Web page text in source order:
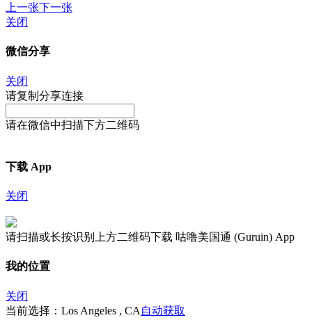
上一张下一张
关闭
微信分享
关闭
请复制分享连接
请在微信中扫描下方二维码
下载 App
关闭
请扫描或长按识别上方二维码下载 咕噜美国通 (Guruin) App
我的位置
关闭
当前选择：Los Angeles , CA 自动获取